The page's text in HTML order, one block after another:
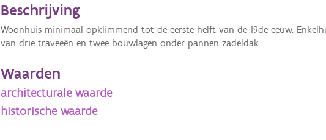
Beschrijving
Woonhuis minimaal opklimmend tot de eerste helft van de 19de eeuw.
van drie traveeën en twee bouwlagen onder pannen zadeldak.
Waarden
architecturale waarde
historische waarde